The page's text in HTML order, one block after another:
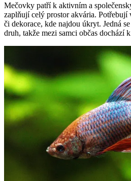
Mečovky patří k aktivním a
zaplňují celý prostor akvária. Potřebují
či dekorace, kde najdou úkryt. Jedná
druh, takže mezi samci občas dochází